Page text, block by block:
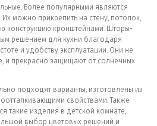
Более популярными являются
Их можно прикрепить на стену, потолок,
конструкцию кронштейнами. Шторы-
решением для кухни благодаря
и удобству эксплуатации. Они не
и прекрасно защищают от солнечных
подходят варианты, изготовлены из
свойствами. Также
такие изделия в детской комнате,
выбор цветовых решений и